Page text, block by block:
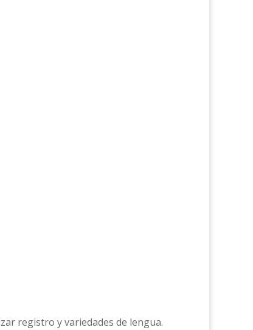
registro y variedades de lengua.